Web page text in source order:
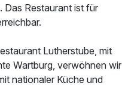
Das Restaurant ist für
Lutherstube, mit
Wartburg, verwöhnen wir
nationaler Küche und